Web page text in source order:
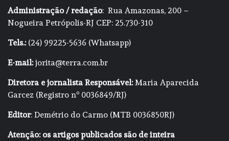
Administração / redação: Rua Amazonas, 200 –
Nogueira Petrópolis-RJ CEP: 25.730-310
Tels.:(24) 99225-5636 (Whatsapp)
E-mail:jorita@terra.com.br
Diretora e jornalista Responsável:Maria Aparecida
Garcez (Registro nº 0036849/RJ)
Editor: Demétrio do Carmo (MTB 0036850RJ)
Atenção: os artigos publicados são de inteira